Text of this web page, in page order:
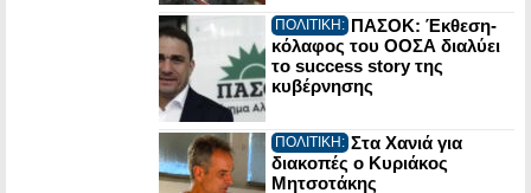
ΠΟΛΙΤΙΚΗ: ΠΑΣΟΚ: Έκθεση-
κόλαφος του ΟΟΣΑ διαλύει
το success story της
κυβέρνησης
ΠΟΛΙΤΙΚΗ: Στα Χανιά για
διακοπές ο Κυριάκος
Μητσοτάκης